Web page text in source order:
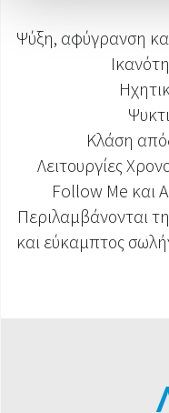
Ψύξη, αφύγρανση
Κλάση
Λειτουργίες
Follow Me και
Περιλαμβάνονται
και εύκαμπτος